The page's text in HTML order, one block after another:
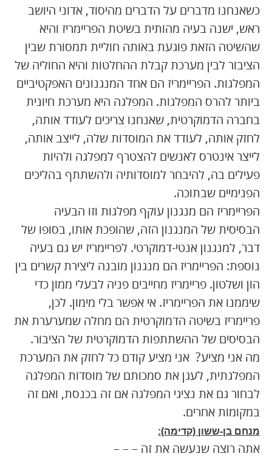
כשאנחנו מדברים על הדברים מהיסוד, אדוני היושב
ראש, ישנה בעיה מהותית בשיטת הפריימריז והיא
שהשיטה הזאת פוגעת באותה חוליית תמסורת שבין
הציבור לבין מערכת קבלת ההחלטות והיא החוליה של
המפלגות. הפריימריז הם אחד המנגנונים האפקטיביים
ביותר להרס המפלגות. המפלגה היא מערכת חיונית
בחברה הדמוקרטית, שאנחנו צריכים לעודד אותה,
לחזק אותה, לעודד את המוסדות שלה, לייצב אותה,
לייצר אינטרס לאנשים להצטרף למפלגה ולהיות
פעילים בה, להיבחר למוסדותיה ולהשתתף בהליכים
הפנימיים שבתוכה.
הפריימריז הם מנגנון עוקף מפלגות וזו הבעיה
הבסיסית של המנגנון הזה, שהופכת אותו, בסופו של
דבר, למנגנון אנטי-דמוקרטי. לפריימריז יש גם בעיה
נוספת: הפריימריז הם מנגנון מובנה ליצירת קשרים בין
הון ושלטון. פריימריז מחייבים פניה לבעלי ממון כדי
שיממנו את הפריימריז. אי אפשר בלי מימון. לכן,
פריימריז בשיטה הדמוקרטית הם מחלה שמערערת את
הבסיסים של ההשתתפות הדמוקרטית של הציבור.
מה אני מציע? אני מציע קודם כל לחזק את המערכת
המפלגתית, לעגן את סמכותם של מוסדות המפלגה
לבחור גם את נציגי המפלגה אם זה בכנסת, ואם זה
במקומות אחרים.
מנחם בן-ששון (קדימה):
אתה רוצה שנעשה את זה – – –